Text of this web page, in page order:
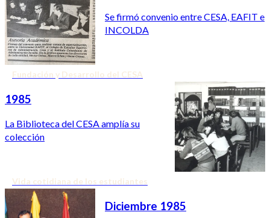
Se firmó convenio entre CESA, EAFIT e
INCOLDA
Fundación y Desarrollo del CESA
1985
La Biblioteca del CESA amplía su
colección
Vida cotidiana de los estudiantes
Diciembre 1985